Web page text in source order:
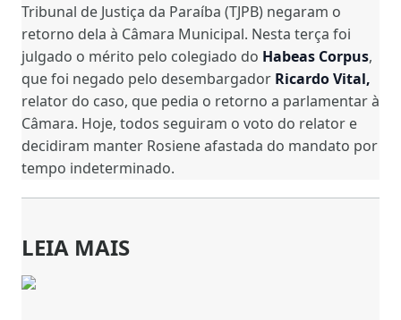
Tribunal de Justiça da Paraíba (TJPB) negaram o
retorno dela à Câmara Municipal. Nesta terça foi
julgado o mérito pelo colegiado do Habeas Corpus,
que foi negado pelo desembargador Ricardo Vital,
relator do caso, que pedia o retorno a parlamentar à
Câmara. Hoje, todos seguiram o voto do relator e
decidiram manter Rosiene afastada do mandato por
tempo indeterminado.
LEIA MAIS